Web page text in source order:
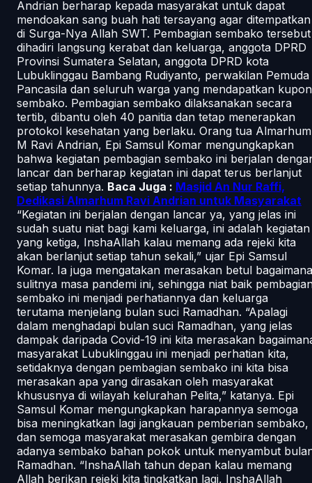
Andrian berharap kepada masyarakat untuk dapat
mendoakan sang buah hati tersayang agar ditempatkan
di Surga-Nya Allah SWT. Pembagian sembako tersebut
dihadiri langsung kerabat dan keluarga, anggota DPRD
Provinsi Sumatera Selatan, anggota DPRD kota
Lubuklinggau Bambang Rudiyanto, perwakilan Pemuda
Pancasila dan seluruh warga yang mendapatkan kupon
sembako. Pembagian sembako dilaksanakan secara
tertib, dibantu oleh 40 panitia dan tetap menerapkan
protokol kesehatan yang berlaku. Orang tua Almarhum
M Ravi Andrian, Epi Samsul Komar mengungkapkan
bahwa kegiatan pembagian sembako ini berjalan
lancar dan berharap kegiatan ini dapat terus berlanjut
setiap tahunnya. Baca Juga : Masjid An Nur Raffi,
Dedikasi Almarhum Ravi Andrian untuk Masyarakat
“Kegiatan ini berjalan dengan lancar ya, yang jelas ini
sudah suatu niat bagi kami keluarga, ini adalah kegiatan
yang ketiga, InshaAllah kalau memang ada rejeki kita
akan berlanjut setiap tahun sekali,” ujar Epi Samsul
Komar. Ia juga mengatakan merasakan betul bagaimana
sulitnya masa pandemi ini, sehingga niat baik
sembako ini menjadi perhatiannya dan keluarga
terutama menjelang bulan suci Ramadhan. “Apalagi
dalam menghadapi bulan suci Ramadhan, yang jelas
dampak daripada Covid-19 ini kita merasakan
masyarakat Lubuklinggau ini menjadi perhatian kita,
setidaknya dengan pembagian sembako ini kita bisa
merasakan apa yang dirasakan oleh masyarakat
khususnya di wilayah kelurahan Pelita,” katanya. Epi
Samsul Komar mengungkapkan harapannya semoga
bisa meningkatkan lagi jangkauan pemberian sembako,
dan semoga masyarakat merasakan gembira dengan
adanya sembako bahan pokok untuk menyambut
Ramadhan. “InshaAllah tahun depan kalau memang
Allah berikan rejeki kita tingkatkan lagi, InshaAllah